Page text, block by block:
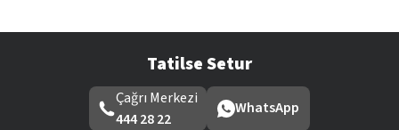
Tatilse Setur
Çağrı Merkezi
444 28 22
WhatsApp